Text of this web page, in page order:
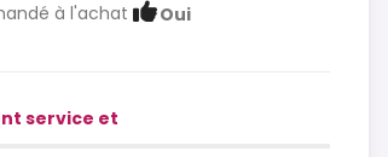
à l'achat Oui
service et